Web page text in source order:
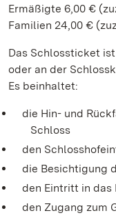
Ermäßigte 6,00 €
Familien 24,00 €
Das Schlossticket
oder an der
Es beinhaltet:
die Hin- und
Schloss
den
die Besichtigung
den Eintritt in das
den Zugang zum